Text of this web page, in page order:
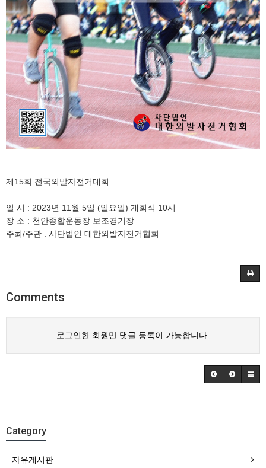
제15회 전국외발자전거대회
일 시 : 2023년 11월 5일 (일요일) 개회식 10시
장 소 : 천안종합운동장 보조경기장
주최/주관 : 사단법인 대한외발자전거협회
Comments
로그인한 회원만 댓글 등록이 가능합니다.
Category
자유게시판